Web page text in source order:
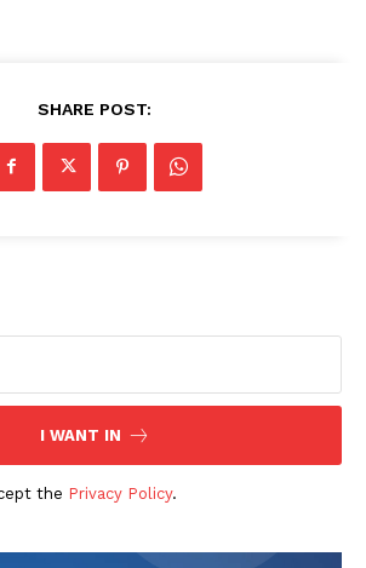
SHARE POST:
I WANT IN
the Privacy Policy.